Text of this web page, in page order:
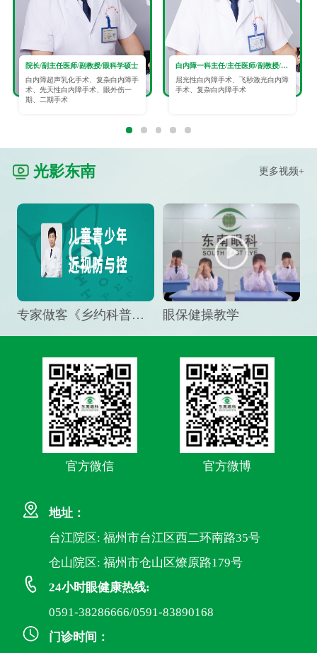
院长/副主任医师/副教授/眼科学硕士
白内障超声乳化手术、复杂白内障手
术、先天性白内障手术、眼外伤一
期、二期手术
白内障一科主任/主任医师/副教授/眼科学硕士
屈光性白内障手术、飞秒激光白内障
手术、复杂白内障手术
光影东南 更多视频+
专家做客《乡约科普》栏目，预防孩子近视竟然这么“简单” 眼保健操教学
官方微信 官方微博
地址：
台江院区: 福州市台江区西二环南路35号
仓山院区: 福州市仓山区燎原路179号
24小时眼健康热线:
0591-38286666/0591-83890168
门诊时间：